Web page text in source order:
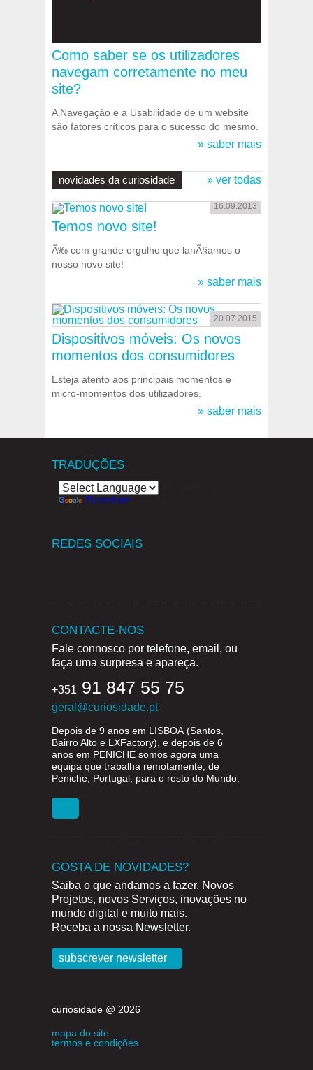
Como saber se os utilizadores
navegam corretamente no meu
site?
A Navegação e a Usabilidade de um website
são fatores críticos para o sucesso do mesmo.
» saber mais
novidades da curiosidade » ver todas
16.09.2013
Temos novo site!
Ã‰ com grande orgulho que lanÃ§amos o
nosso novo site!
» saber mais
20.07.2015
Dispositivos móveis: Os novos
momentos dos consumidores
Esteja atento aos principais momentos e
micro-momentos dos utilizadores.
» saber mais
TRADUÇÕES
Translate
REDES SOCIAIS
CONTACTE-NOS
Fale connosco por telefone, email, ou
faça uma surpresa e apareça.
+351 91 847 55 75
geral@curiosidade.pt
Depois de 9 anos em LISBOA (Santos,
Bairro Alto e LXFactory), e depois de 6
anos em PENICHE somos agora uma
equipa que trabalha remotamente, de
Peniche, Portugal, para o resto do Mundo.
GOSTA DE NOVIDADES?
Saiba o que andamos a fazer. Novos
Projetos, novos Serviços, inovações no
mundo digital e muito mais.
Receba a nossa Newsletter.
subscrever newsletter
curiosidade @ 2026
mapa do site
termos e condições